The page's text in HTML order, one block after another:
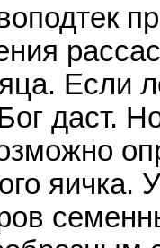
Если
даст.
яичка.